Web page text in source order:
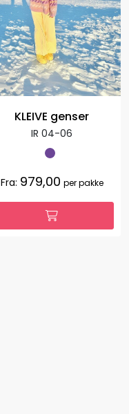
KLEIVE genser
IR 04-06
Fra: 979,00 per pakke